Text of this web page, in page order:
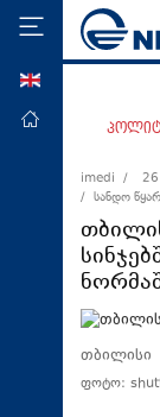
მთავარი
ეკონომიკა
მსოფლიო
ჯანდაცვა
საზოგადოება
სამართალი
imedi /
26
/ სანდო
თბილისი
ფოტო: